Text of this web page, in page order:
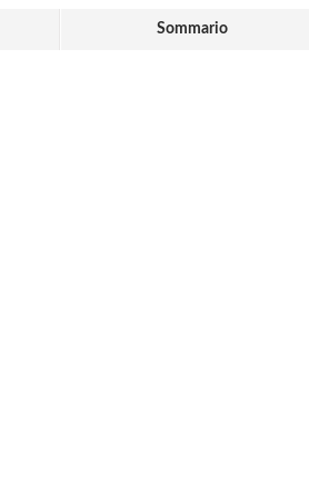
Sommario